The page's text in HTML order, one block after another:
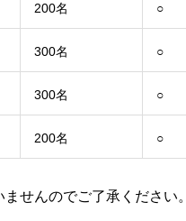
200名 ○
300名 ○
300名 ○
200名 ○
せんのでご了承ください。